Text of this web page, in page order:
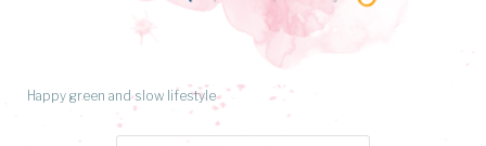
Happy green and slow lifestyle